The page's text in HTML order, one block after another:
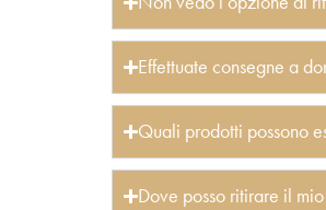
Effettuate consegne a
Quali prodotti possono
Dove posso ritirare il